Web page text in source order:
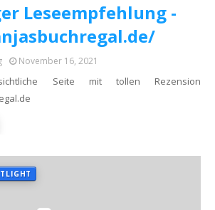
Leseempfehlung -
November 16, 2021
Seite mit tollen Rezension